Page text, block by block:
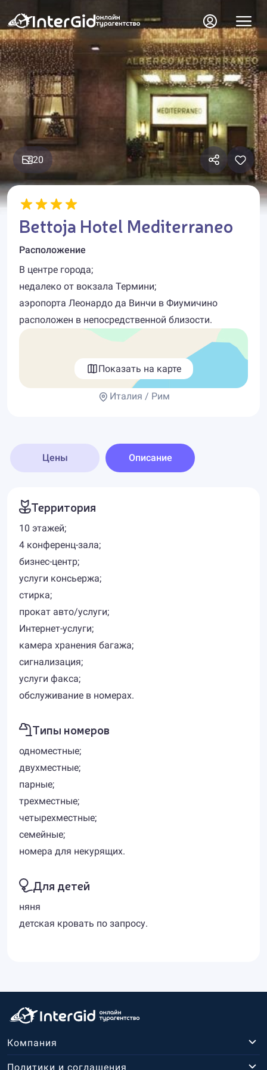
20
Bettoja Hotel Mediterraneo
Расположение
В центре города;
недалеко от вокзала Термини;
аэропорта Леонардо да Винчи в Фиумичино
расположен в непосредственной близости.
Показать на карте
Италия / Рим
Цены Описание
Территория
10 этажей;
4 конференц-зала;
бизнес-центр;
услуги консьержа;
стирка;
прокат авто/услуги;
Интернет-услуги;
камера хранения багажа;
сигнализация;
услуги факса;
обслуживание в номерах.
Типы номеров
одноместные;
двухместные;
парные;
трехместные;
четырехместные;
семейные;
номера для некурящих.
Для детей
няня
детская кровать по запросу.
Компания
Политики и соглашения